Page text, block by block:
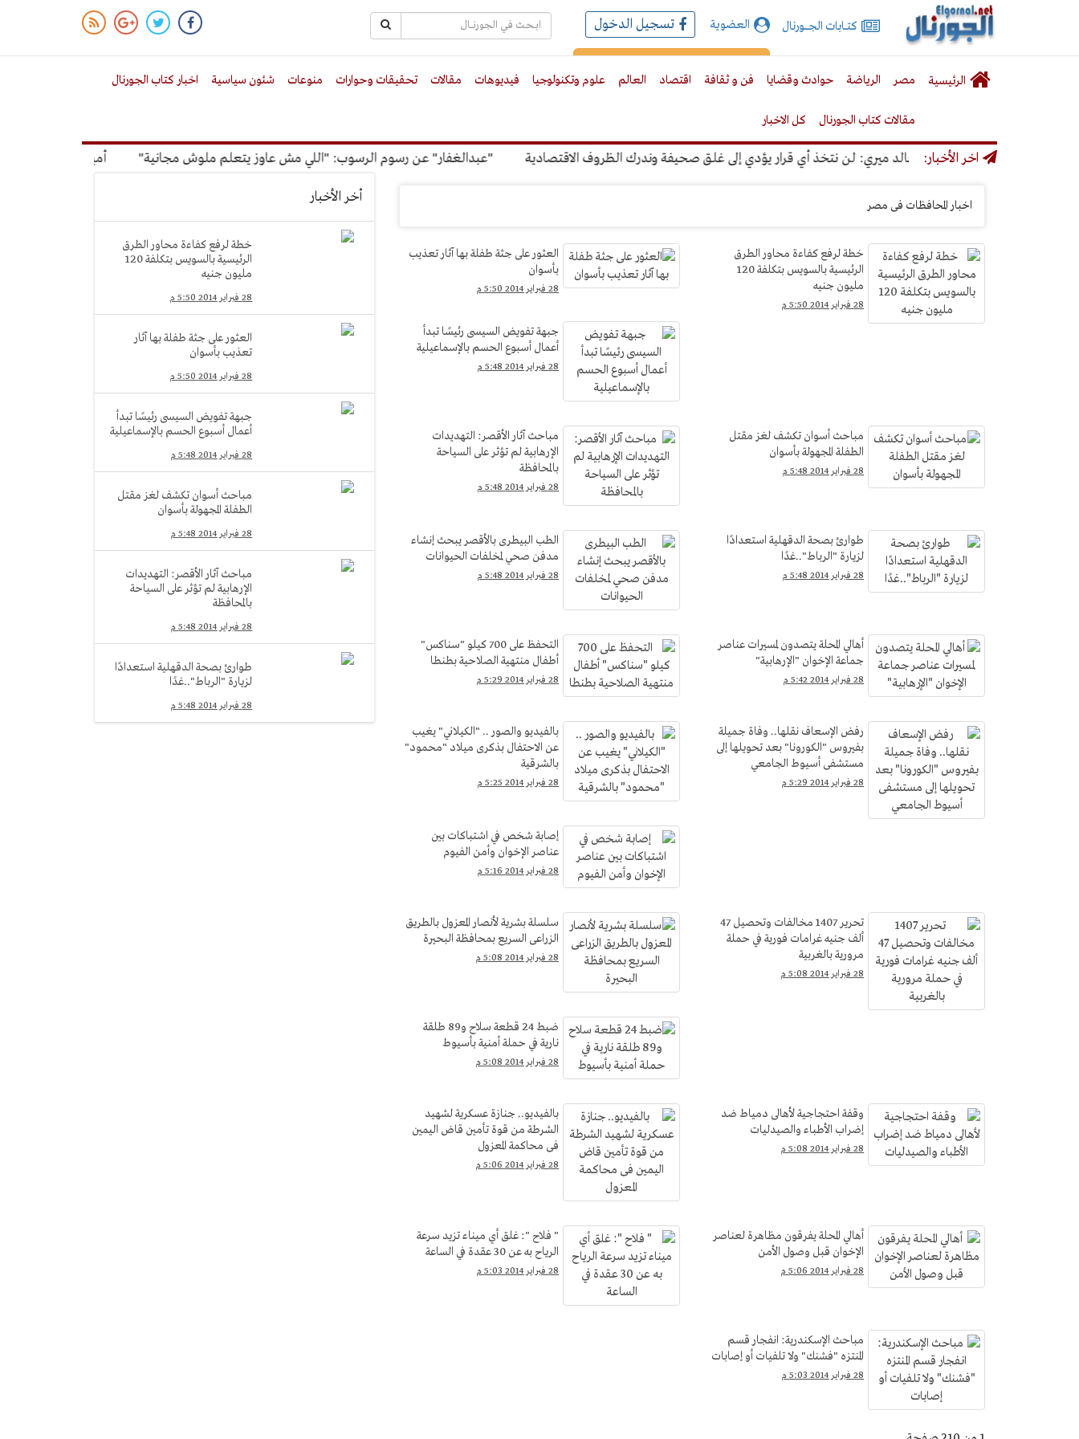
الجورنال
نت
كتـــابات الجـــــورنال العضوية تسجيل الدخول
الرئيسية مصر الرياضة حوادث وقضايا فن و ثقافة اقتصاد العالم علوم وتكنولوجيا فيديوهات مقالات تحقيقات وحوارات منوعات شئون سياسية اخبار كتاب الجورنال
مقالات كتاب الجورنال كل الاخبار
اخر الأخبار:خالد ميري: لن نتخذ أي قرار يؤدي إلى غلق صحيفة وندرك الظروف الاقتصادية "عبدالغفار" عن رسوم الرسوب: "اللي مش عاوز يتعلم ملوش مجانية" أمين الإدارة المحلية:
&gt;
المحافظات
اخبار المحافظات فى مصر
خطة لرفع كفاءة محاور الطرق
الرئيسية بالسويس بتكلفة 120
مليون جنيه
28 فبراير 2014 5:50 م
العثور على جثة طفلة بها آثار تعذيب
بأسوان
28 فبراير 2014 5:50 م
جبهة تفويض السيسى رئيسًا تبدأ
أعمال أسبوع الحسم بالإسماعيلية
28 فبراير 2014 5:48 م
مباحث أسوان تكشف لغز مقتل
الطفلة المجهولة بأسوان
28 فبراير 2014 5:48 م
مباحث آثار الأقصر: التهديدات
الإرهابية لم تؤثر على السياحة
بالمحافظة
28 فبراير 2014 5:48 م
طوارئ بصحة الدقهلية استعدادًا
لزيارة "الرباط"..غدًا
28 فبراير 2014 5:48 م
الطب البيطرى بالأقصر يبحث إنشاء
مدفن صحي لمخلفات الحيوانات
28 فبراير 2014 5:48 م
أهالي المحلة يتصدون لمسيرات عناصر
جماعة الإخوان "الإرهابية"
28 فبراير 2014 5:42 م
التحفظ على 700 كيلو "سناكس"
أطفال منتهية الصلاحية بطنطا
28 فبراير 2014 5:29 م
رفض الإسعاف نقلها.. وفاة جميلة
بفيروس "الكورونا" بعد تحويلها إلى
مستشفى أسيوط الجامعي
28 فبراير 2014 5:29 م
بالفيديو والصور .. "الكيلاني" يغيب
عن الاحتفال بذكرى ميلاد "محمود"
بالشرقية
28 فبراير 2014 5:25 م
إصابة شخص في اشتباكات بين
عناصر الإخوان وأمن الفيوم
28 فبراير 2014 5:16 م
تحرير 1407 مخالفات وتحصيل 47
ألف جنيه غرامات فورية في حملة
مرورية بالغربية
28 فبراير 2014 5:08 م
سلسلة بشرية لأنصار المعزول بالطريق
الزراعى السريع بمحافظة البحيرة
28 فبراير 2014 5:08 م
ضبط 24 قطعة سلاح و89 طلقة
نارية في حملة أمنية بأسيوط
28 فبراير 2014 5:08 م
وقفة احتجاجية لأهالى دمياط ضد
إضراب الأطباء والصيدليات
28 فبراير 2014 5:08 م
بالفيديو.. جنازة عسكرية لشهيد
الشرطة من قوة تأمين قاض اليمين
فى محاكمة المعزول
28 فبراير 2014 5:06 م
أهالي المحلة يفرقون مظاهرة لعناصر
الإخوان قبل وصول الأمن
28 فبراير 2014 5:06 م
" فلاح ": غلق أي ميناء تزيد سرعة
الرياح به عن 30 عقدة في الساعة
28 فبراير 2014 5:03 م
مباحث الإسكندرية: انفجار قسم
المنتزه "فشنك" ولا تلفيات أو إصابات
28 فبراير 2014 5:03 م
أخر الأخبار
خطة لرفع كفاءة محاور الطرق
الرئيسية بالسويس بتكلفة 120
مليون جنيه
28 فبراير 2014 5:50 م
العثور على جثة طفلة بها آثار
تعذيب بأسوان
28 فبراير 2014 5:50 م
جبهة تفويض السيسى رئيسًا تبدأ
أعمال أسبوع الحسم بالإسماعيلية
28 فبراير 2014 5:48 م
مباحث أسوان تكشف لغز مقتل
الطفلة المجهولة بأسوان
28 فبراير 2014 5:48 م
مباحث آثار الأقصر: التهديدات
الإرهابية لم تؤثر على السياحة
بالمحافظة
28 فبراير 2014 5:48 م
طوارئ بصحة الدقهلية استعدادًا
لزيارة "الرباط"..غدًا
28 فبراير 2014 5:48 م